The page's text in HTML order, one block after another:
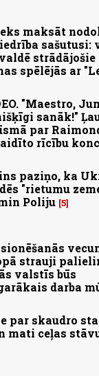
maksāt
sašutusi:
spēlējās ar
"Maestro,
sanāk!"
par
rīcību
paziņo, ka
"rietumu
Poliju 5
strauji
valstīs būs
darba
par skaudro
mati ceļas